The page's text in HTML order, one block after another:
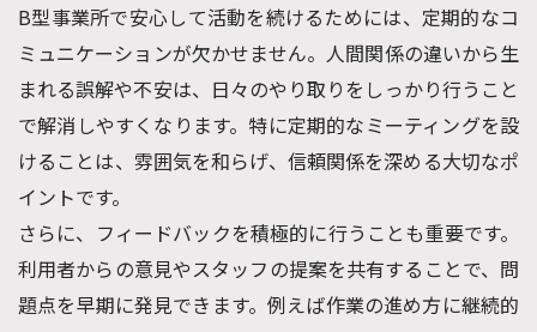
B型事業所で安心して活動を続けるためには、定期的なコ
ミュニケーションが欠かせません。人間関係の違いから生
まれる誤解や不安は、日々のやり取りをしっかり行うこと
で解消しやすくなります。特に定期的なミーティングを設
けることは、雰囲気を和らげ、信頼関係を深める大切なポ
イントです。
さらに、フィードバックを積極的に行うことも重要です。
利用者からの意見やスタッフの提案を共有することで、問
題点を早期に発見できます。例えば作業の進め方に継続的